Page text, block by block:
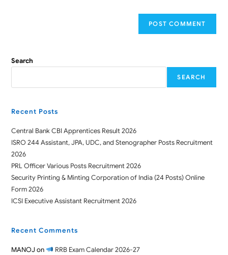
Search
SEARCH
Recent Posts
Central Bank CBI Apprentices Result 2026
ISRO 244 Assistant, JPA, UDC, and Stenographer Posts Recruitment
2026
PRL Officer Various Posts Recruitment 2026
Security Printing & Minting Corporation of India (24 Posts) Online
Form 2026
ICSI Executive Assistant Recruitment 2026
Recent Comments
MANOJ on RRB Exam Calendar 2026-27